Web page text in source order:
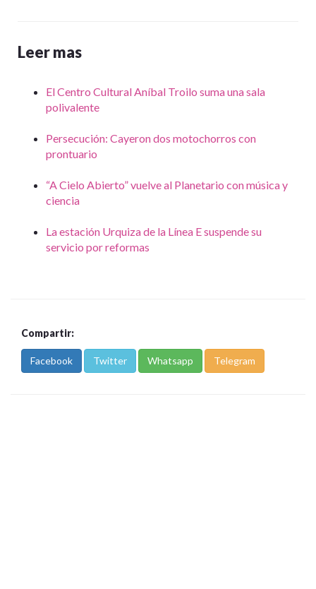
Leer mas
El Centro Cultural Aníbal Troilo suma una sala
polivalente
Persecución: Cayeron dos motochorros con
prontuario
“A Cielo Abierto” vuelve al Planetario con música y
ciencia
La estación Urquiza de la Línea E suspende su
servicio por reformas
Compartir:
Facebook Twitter Whatsapp Telegram